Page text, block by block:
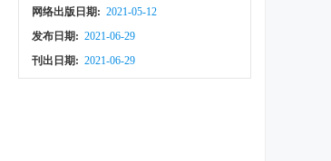
网络出版日期: 2021-05-12
发布日期: 2021-06-29
刊出日期: 2021-06-29